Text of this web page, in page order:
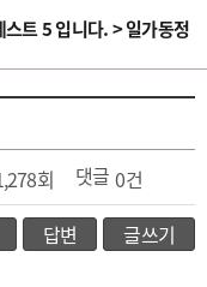
스트 5 입니다. > 일가동정
회 댓글 0건
답변 글쓰기